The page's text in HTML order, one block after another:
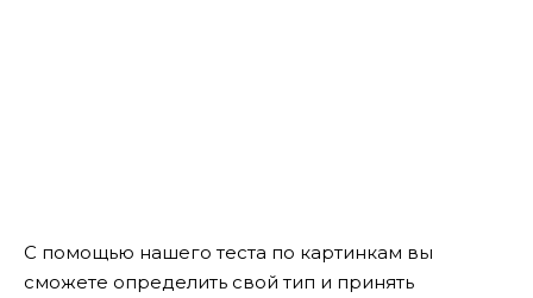
С помощью нашего теста по картинкам вы
сможете определить свой тип и принять